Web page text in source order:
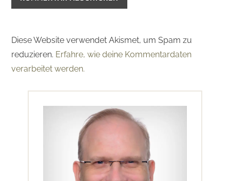
Diese Website verwendet Akismet, um Spam zu
reduzieren. Erfahre, wie deine Kommentardaten
verarbeitet werden.